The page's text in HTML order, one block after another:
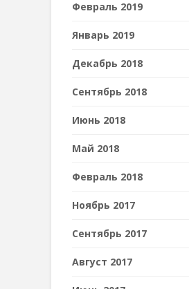
Февраль 2019
Январь 2019
Декабрь 2018
Сентябрь 2018
Июнь 2018
Май 2018
Февраль 2018
Ноябрь 2017
Сентябрь 2017
Август 2017